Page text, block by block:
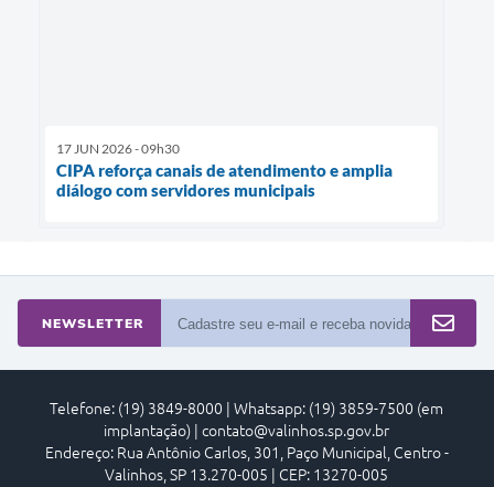
17 JUN 2026 - 09h30
CIPA reforça canais de atendimento e amplia
diálogo com servidores municipais
NEWSLETTER
Telefone: (19) 3849-8000 | Whatsapp: (19) 3859-7500 (em
implantação) | contato@valinhos.sp.gov.br
Endereço: Rua Antônio Carlos, 301, Paço Municipal, Centro -
Valinhos, SP 13.270-005 | CEP: 13270-005